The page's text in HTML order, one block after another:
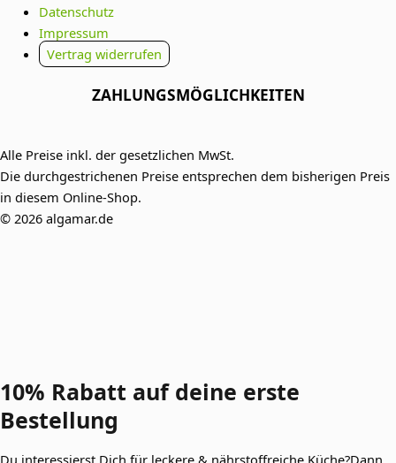
Datenschutz
Impressum
Vertrag widerrufen
ZAHLUNGSMÖGLICHKEITEN
Alle Preise inkl. der gesetzlichen MwSt.
Die durchgestrichenen Preise entsprechen dem bisherigen Preis
in diesem Online-Shop.
© 2026 algamar.de
10% Rabatt auf deine erste
Bestellung